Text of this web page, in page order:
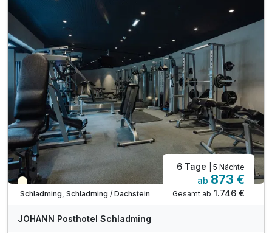
tägliche Nutzung des Fitnessbereichs
Kuscheliger Leihbademantel
Rituals-Körperpflegeprodukte am Zimmer
Parkplatznutzung während des gesamten Aufenthaltes
WLAN-Nutzung
Teilweise ausgelastet
Schladming, Schladming / Dachstein
6 Tage | 5 Nächte
ab 873 €
Gesamt ab 1.746 €
JOHANN Posthotel Schladming